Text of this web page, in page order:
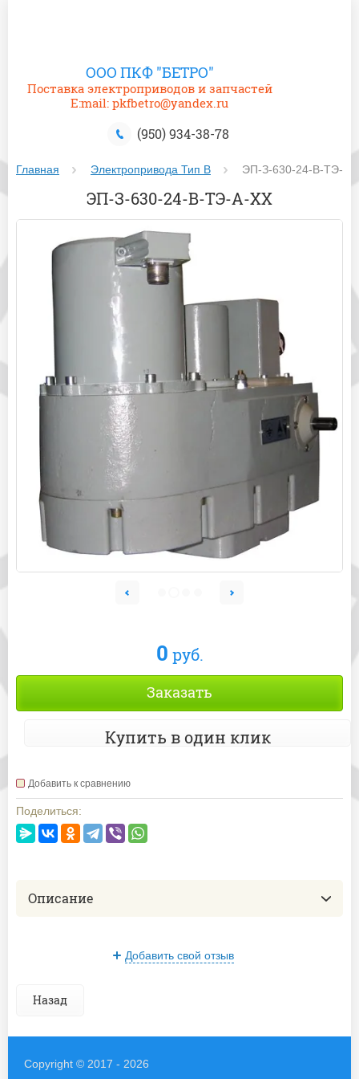
ООО ПКФ "БЕТРО"
Поставка электроприводов и запчастей
E:mail: pkfbetro@yandex.ru
(950) 934-38-78
Главная Электропривода Тип В ЭП-З-630-24-В-ТЭ-А-
ЭП-З-630-24-В-ТЭ-А-ХХ
0 руб.
Заказать
Купить в один клик
Добавить к сравнению
Поделиться:
Описание
Добавить свой отзыв
Назад
Copyright © 2017 - 2026